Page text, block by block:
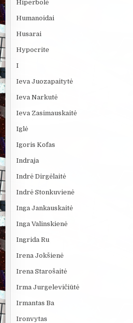
Hiperbolė
Humanoidai
Husarai
Hypocrite
I
Ieva Juozapaitytė
Ieva Narkutė
Ieva Zasimauskaitė
Iglė
Igoris Kofas
Indraja
Indrė Dirgėlaitė
Indrė Stonkuvienė
Inga Jankauskaitė
Inga Valinskienė
Ingrida Ru
Irena Jokšienė
Irena Starošaitė
Irma Jurgelevičiūtė
Irmantas Ba
Ironvytas